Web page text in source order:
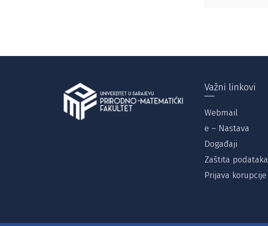
Važni linkovi
Webmail
e – Nastava
Događaji
Zaštita podataka
Prijava korupcije